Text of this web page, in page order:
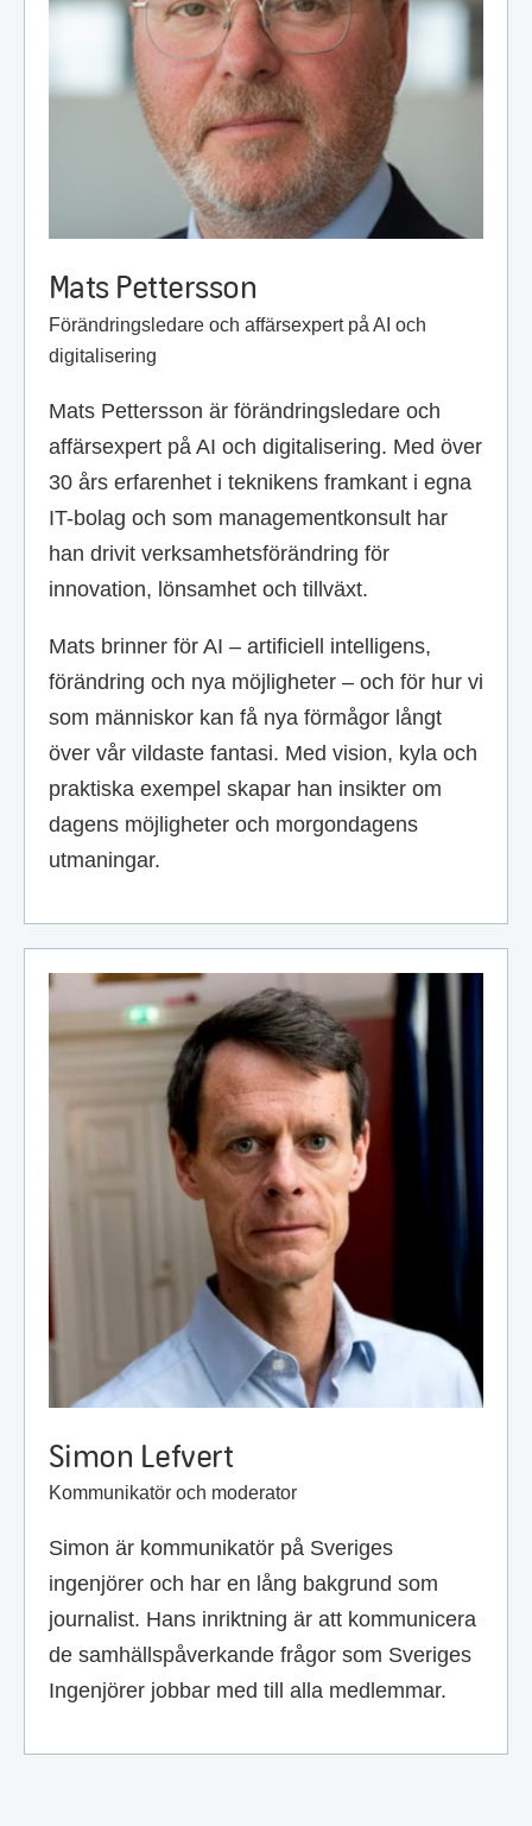
Mats Pettersson
Förändringsledare och affärsexpert på AI och
digitalisering
Mats Pettersson är förändringsledare och
affärsexpert på AI och digitalisering. Med över
30 års erfarenhet i teknikens framkant i egna
IT-bolag och som managementkonsult har
han drivit verksamhetsförändring för
innovation, lönsamhet och tillväxt.
Mats brinner för AI – artificiell intelligens,
förändring och nya möjligheter – och för hur vi
som människor kan få nya förmågor långt
över vår vildaste fantasi. Med vision, kyla och
praktiska exempel skapar han insikter om
dagens möjligheter och morgondagens
utmaningar.
Simon Lefvert
Kommunikatör och moderator
Simon är kommunikatör på Sveriges
ingenjörer och har en lång bakgrund som
journalist. Hans inriktning är att kommunicera
de samhällspåverkande frågor som Sveriges
Ingenjörer jobbar med till alla medlemmar.